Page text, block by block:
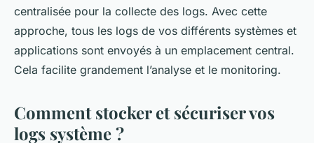
centralisée pour la collecte des logs. Avec cette
approche, tous les logs de vos différents systèmes et
applications sont envoyés à un emplacement central.
Cela facilite grandement l’analyse et le monitoring.
Comment stocker et sécuriser vos
logs système ?